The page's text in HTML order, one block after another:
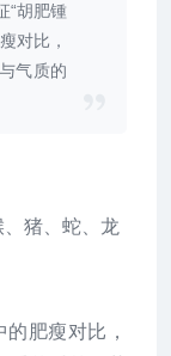
“胡肥锺
对比，
气质的
猪、蛇、龙
肥瘦对比，